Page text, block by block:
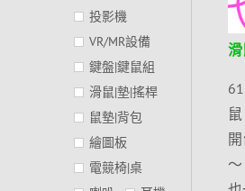
滑
投影機
VR/MR設備
鍵盤|鍵鼠組
滑鼠|墊|搖桿
鼠墊|背包
繪圖板
電競椅|桌